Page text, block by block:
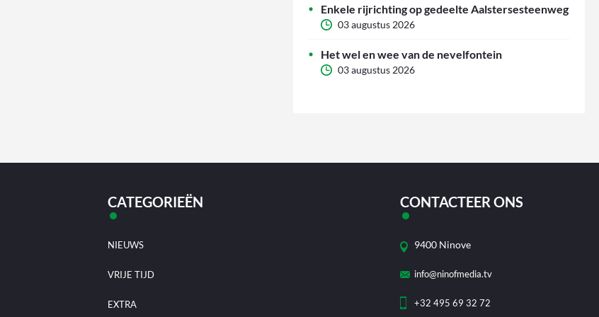
Enkele rijrichting op gedeelte Aalstersesteenweg
03 augustus 2026
Het wel en wee van de nevelfontein
03 augustus 2026
CATEGORIEËN
NIEUWS
VRIJE TIJD
EXTRA
CONTACTEER ONS
9400 Ninove
info@ninofmedia.tv
+32 495 69 32 72